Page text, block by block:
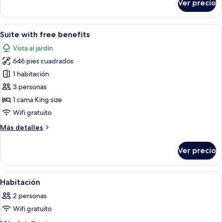
lanai
Ver precio
Abrir
todas
las
fotos
de
Suite
with
free
benefits
Un dormitorio con cama de dosel,
11
Suite with free benefits
Vista al jardín
646 pies cuadrados
1 habitación
3 personas
1 cama King size
Wifi gratuito
Más detalles
Más
with
free
benefits
Ver precio
Abrir
todas
las
fotos
Una habitación con cama, escritorio
20
Habitación
2 personas
Wifi gratuito